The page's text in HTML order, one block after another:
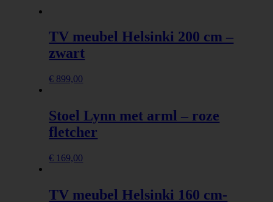
TV meubel Helsinki 200 cm –
zwart
€ 899,00
Stoel Lynn met arml – roze
fletcher
€ 169,00
TV meubel Helsinki 160 cm-